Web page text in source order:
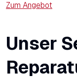
Zum Angebot
Unser